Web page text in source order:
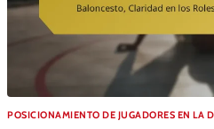
POSICIONAMIENTO DE JUGADORES EN LA